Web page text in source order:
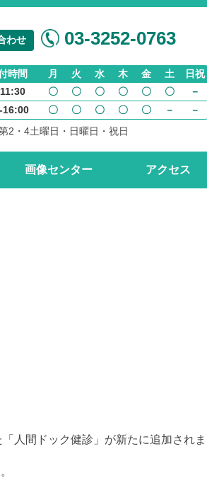
わせ 03-3252-0763
2・4土曜日・日曜日・祝日
時間 月 火 水 木 金 土
日祝
〇 〇 〇 〇 〇 〇
－
16:00
〇 〇 〇 〇 〇 － －
画像センター アクセス
人間ドック健診」が新たに追加されま